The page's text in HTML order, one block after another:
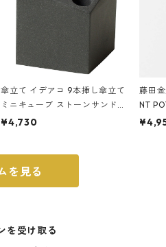
傘立て イデアコ 9本挿し傘立て
ミニキューブ ストーンサンドカ
ラー 石調 ideaco Umbrella Sta
¥4,730
藤田
NT
ポッ
を見る
を受け取る